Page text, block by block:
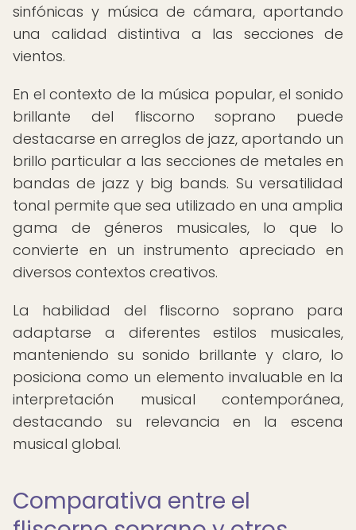
sinfónicas y música de cámara, aportando
una calidad distintiva a las secciones de
vientos.
En el contexto de la música popular, el sonido
brillante del fliscorno soprano puede
destacarse en arreglos de jazz, aportando un
brillo particular a las secciones de metales en
bandas de jazz y big bands. Su versatilidad
tonal permite que sea utilizado en una amplia
gama de géneros musicales, lo que lo
convierte en un instrumento apreciado en
diversos contextos creativos.
La habilidad del fliscorno soprano para
adaptarse a diferentes estilos musicales,
manteniendo su sonido brillante y claro, lo
posiciona como un elemento invaluable en la
interpretación musical contemporánea,
destacando su relevancia en la escena
musical global.
Comparativa entre el